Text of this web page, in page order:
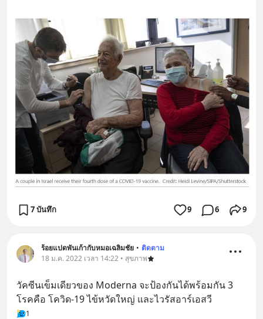
7 บันทึก 9 6 9
ร้อยแปดพันเก้ากับหมอเฉลิมชัย • ติดตาม
18 ม.ค. 2022 เวลา 14:22 • สุขภาพ
วัคซีนเข็มเดียวของ Moderna จะป้องกันได้พร้อมกัน 3
โรคคือ โควิด-19 ไข้หวัดใหญ่ และไวรัสอาร์เอสวี
1